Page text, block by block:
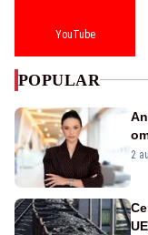
YouTube
POPULAR
2